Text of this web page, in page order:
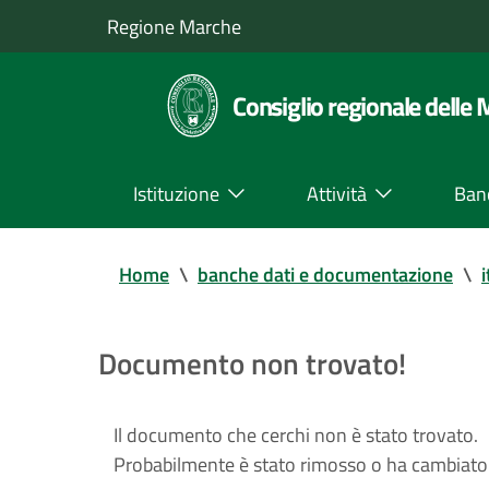
Regione Marche
Consiglio regionale delle
Istituzione Attività
Home \ banche dati e documentazione \
Documento non trovato!
Il documento che cerchi non è stato trovato.
Probabilmente è stato rimosso o ha